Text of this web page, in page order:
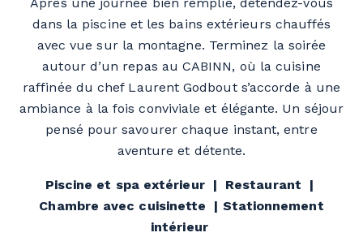
Après une journée bien remplie, détendez-vous
dans la piscine et les bains extérieurs chauffés
avec vue sur la montagne. Terminez la soirée
autour d’un repas au CABINN, où la cuisine
raffinée du chef Laurent Godbout s’accorde à une
ambiance à la fois conviviale et élégante. Un séjour
pensé pour savourer chaque instant, entre
aventure et détente.
Piscine et spa extérieur | Restaurant |
Chambre avec cuisinette | Stationnement
intérieur